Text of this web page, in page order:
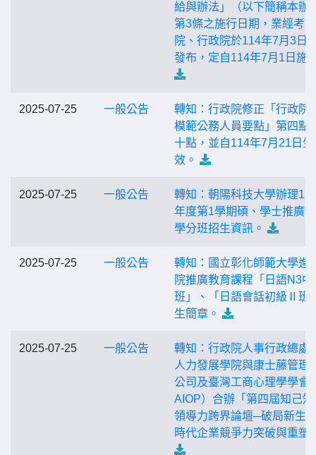
給與辦法」（以下簡稱本辦
第3條之施行日期，業經考試
院、行政院於114年7月3日
發布，定自114年7月1日施
2025-07-25 一般公告
轉知：行政院修正「行政院
模範公務人員要點」第四點
十點，並自114年7月21日生
效。
2025-07-25 一般公告
轉知：朝陽科技大學辦理
年度第1學期碩、學士推廣
學分班招生資訊。
2025-07-25 一般公告
轉知：國立彰化師範大學進
院推廣教育課程「日語N3中
班」、「日語會話初級Ⅱ班
生簡章。
2025-07-25 一般公告
轉知：行政院人事行政總處
人力發展學院與康士藤管理
公司及臺灣工商心理學學會
AIOP）合辦「第四屆知己知
領導力跨界論壇─破局新生
時代企業競爭力突破與重塑